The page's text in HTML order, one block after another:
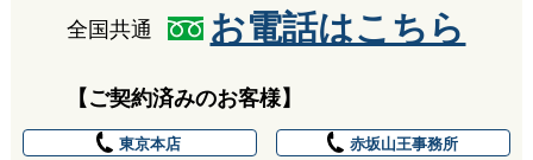
をご希望の方はお電話にてお問合せ下さい。
※ 初回面談については、通常1時間～2時間程度かかりま
第１希望
第２希望
その他、商品・サービスのご案内
※記事の内容に関するご質問・ご相談等にはお答え致しか
ねますので、予めご了承ください。
全国共通 お電話はこちら
【ご契約済みのお客様】
東京本店 赤坂山王事務所